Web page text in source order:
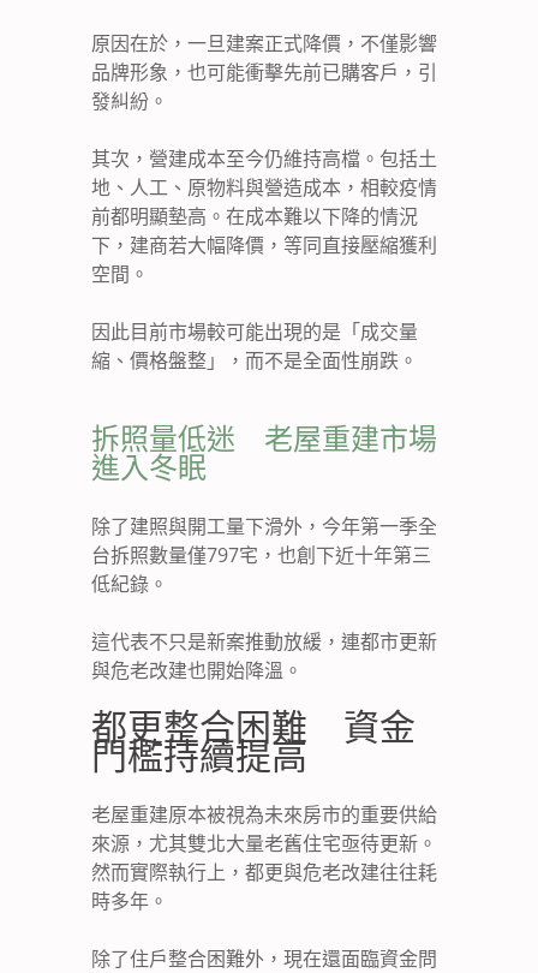
原因在於，一旦建案正式降價，不僅影響
品牌形象，也可能衝擊先前已購客戶，引
發糾紛。
其次，營建成本至今仍維持高檔。包括土
地、人工、原物料與營造成本，相較疫情
前都明顯墊高。在成本難以下降的情況
下，建商若大幅降價，等同直接壓縮獲利
空間。
因此目前市場較可能出現的是「成交量
縮、價格盤整」，而不是全面性崩跌。
拆照量低迷 老屋重建市場
進入冬眠
除了建照與開工量下滑外，今年第一季全
台拆照數量僅797宅，也創下近十年第三
低紀錄。
這代表不只是新案推動放緩，連都市更新
與危老改建也開始降溫。
都更整合困難 資金
門檻持續提高
老屋重建原本被視為未來房市的重要供給
來源，尤其雙北大量老舊住宅亟待更新。
然而實際執行上，都更與危老改建往往耗
時多年。
除了住戶整合困難外，現在還面臨資金問